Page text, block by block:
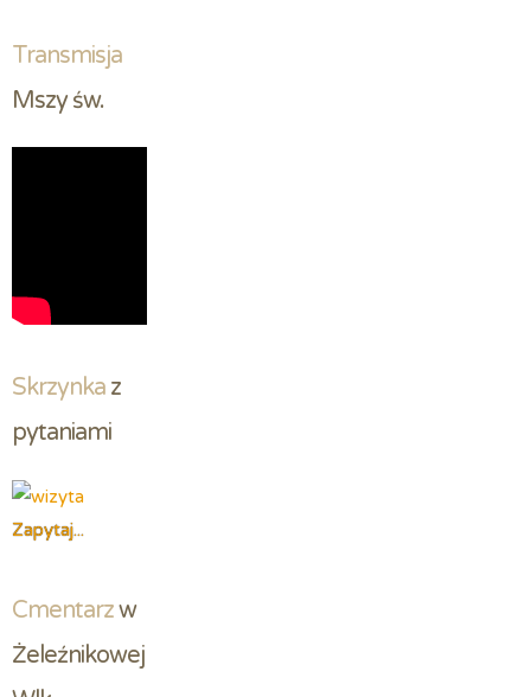
Transmisja
Mszy św.
Skrzynka z
pytaniami
Zapytaj...
Cmentarz w
Żeleźnikowej